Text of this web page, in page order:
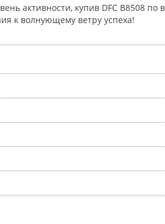
активности, купив DFC B8508
к волнующему ветру успеха!